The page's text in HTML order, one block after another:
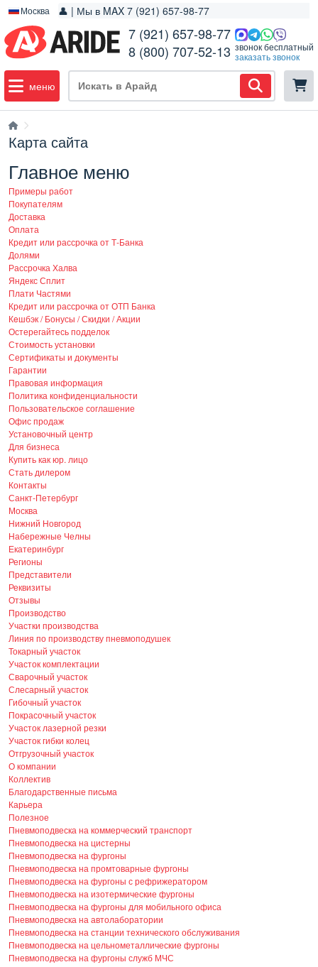
Москва 👤 | Мы в MAX 7 (921) 657-98-77
7 (921) 657-98-77
8 (800) 707-52-13 звонок бесплатный
заказать звонок
меню
Карта сайта
Главное меню
Примеры работ
Покупателям
Доставка
Оплата
Кредит или рассрочка от Т-Банка
Долями
Рассрочка Халва
Яндекс Сплит
Плати Частями
Кредит или рассрочка от ОТП Банка
Кeшбэк / Бонусы / Скидки / Акции
Остерегайтесь подделок
Стоимость установки
Сертификаты и документы
Гарантии
Правовая информация
Политика конфиденциальности
Пользовательское соглашение
Офис продаж
Установочный центр
Для бизнеса
Купить как юр. лицо
Стать дилером
Контакты
Санкт-Петербург
Москва
Нижний Новгород
Набережные Челны
Екатеринбург
Регионы
Представители
Реквизиты
Отзывы
Производство
Участки производства
Линия по производству пневмоподушек
Токарный участок
Участок комплектации
Сварочный участок
Слесарный участок
Гибочный участок
Покрасочный участок
Участок лазерной резки
Участок гибки колец
Отгрузочный участок
О компании
Коллектив
Благодарственные письма
Карьера
Полезное
Пневмоподвеска на коммерческий транспорт
Пневмоподвеска на цистерны
Пневмоподвеска на фургоны
Пневмоподвеска на промтоварные фургоны
Пневмоподвеска на фургоны с рефрижератором
Пневмоподвеска на изотермические фургоны
Пневмоподвеска на фургоны для мобильного офиса
Пневмоподвеска на автолаборатории
Пневмоподвеска на станции технического обслуживания
Пневмоподвеска на цельнометаллические фургоны
Пневмоподвеска на фургоны служб МЧС